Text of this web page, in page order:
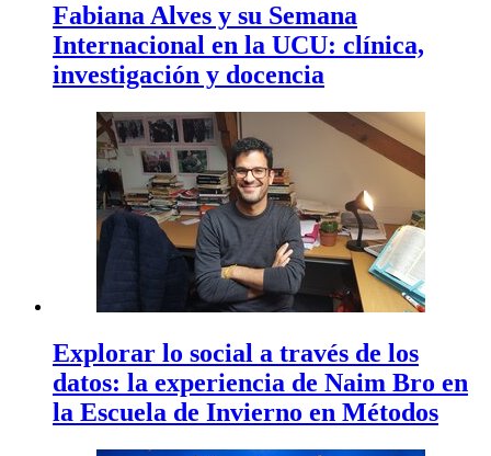
Fabiana Alves y su Semana
Internacional en la UCU: clínica,
investigación y docencia
Explorar lo social a través de los
datos: la experiencia de Naim Bro en
la Escuela de Invierno en Métodos